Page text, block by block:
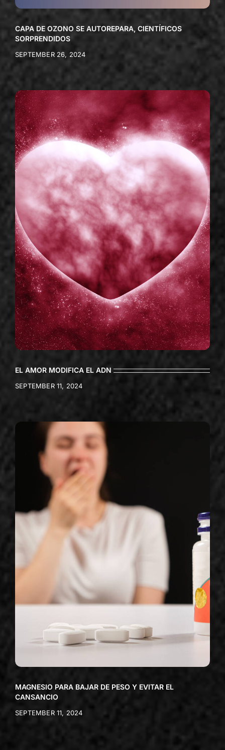
CAPA DE OZONO SE AUTOREPARA, CIENTÍFICOS
SORPRENDIDOS
SEPTEMBER 26, 2024
EL AMOR MODIFICA EL ADN
SEPTEMBER 11, 2024
MAGNESIO PARA BAJAR DE PESO Y EVITAR EL
CANSANCIO
SEPTEMBER 11, 2024